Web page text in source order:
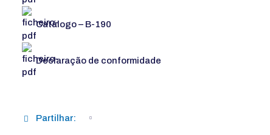
Catálogo – B-190
Declaração de conformidade
Partilhar: